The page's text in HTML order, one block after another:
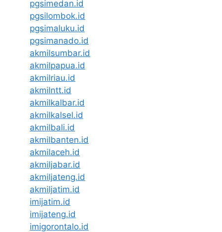
pgsimedan.id
pgsilombok.id
pgsimaluku.id
pgsimanado.id
akmilsumbar.id
akmilpapua.id
akmilriau.id
akmilntt.id
akmilkalbar.id
akmilkalsel.id
akmilbali.id
akmilbanten.id
akmilaceh.id
akmiljabar.id
akmiljateng.id
akmiljatim.id
imijatim.id
imijateng.id
imigorontalo.id